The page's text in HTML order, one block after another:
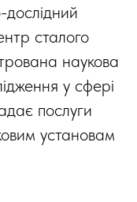
сталого
наукова
у сфері
послуги
установам